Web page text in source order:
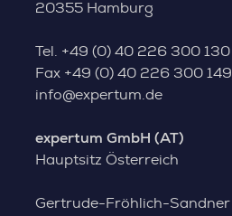
20355 Hamburg
Tel. +49 (0) 40 226 300 130
Fax +49 (0) 40 226 300 149
info@expertum.de
expertum GmbH (AT)
Hauptsitz Österreich
Gertrude-Fröhlich-Sandner